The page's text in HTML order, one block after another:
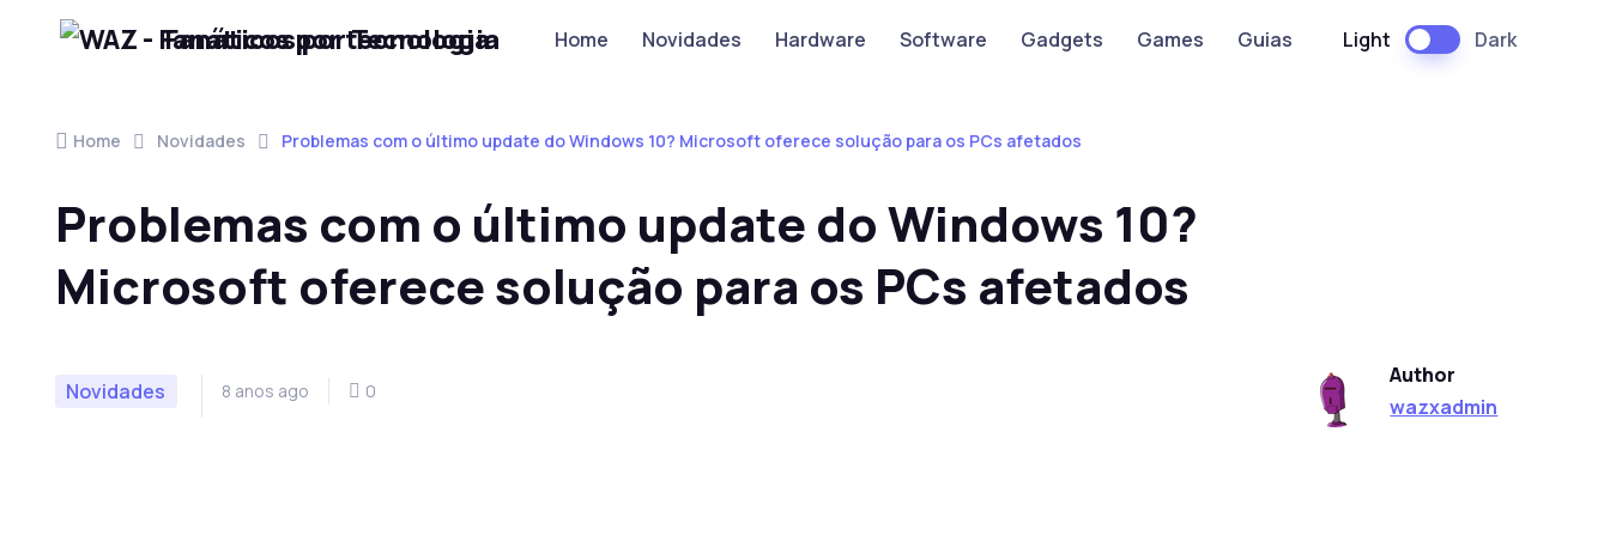
Skip to navigation
Skip to contentFanáticos por Tecnologia Home Novidades Hardware Software Gadgets Games Guias Light Dark
Home Novidades Problemas com o último update do Windows 10? Microsoft oferece solução para os PCs afetados
Problemas com o último update do Windows 10?
Microsoft oferece solução para os PCs afetados
Novidades 8 anos ago 0
Author
wazxadmin